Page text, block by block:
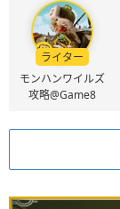
ライター
モンハンワイルズ
攻略@Game8